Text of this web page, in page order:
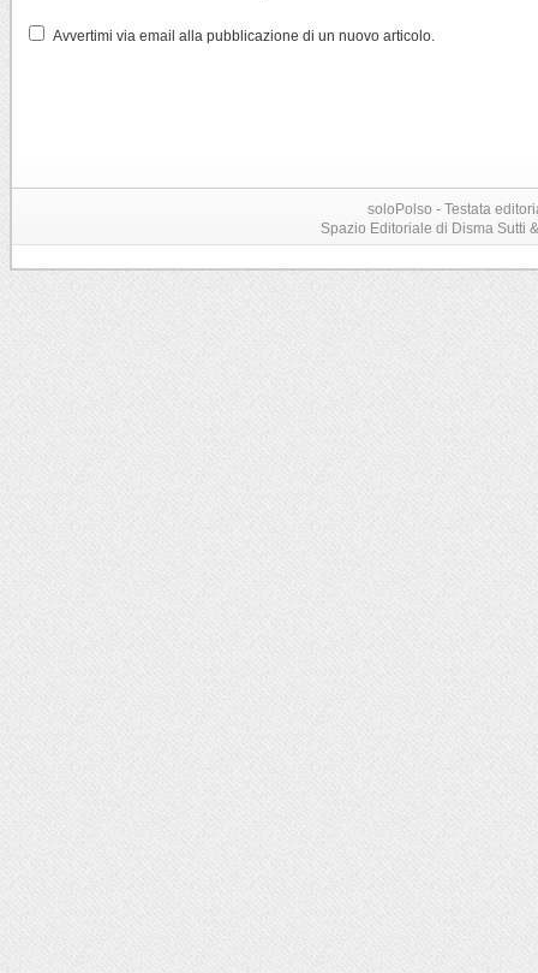
Avvertimi via email alla pubblicazione di un nuovo articolo.
soloPolso - Testata
Spazio Editoriale di Disma Sutti